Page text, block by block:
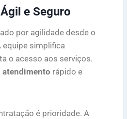
e Seguro
por agilidade desde o
equipe simplifica
o acesso aos serviços.
atendimento rápido e
é prioridade. A